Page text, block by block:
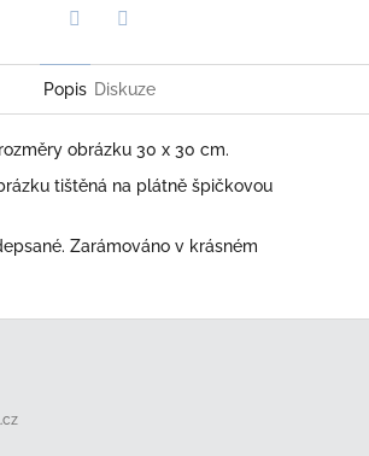
Popis Diskuze
obrázku 30 x 30 cm.
tištěná na plátně špičkovou
Zarámováno v krásném